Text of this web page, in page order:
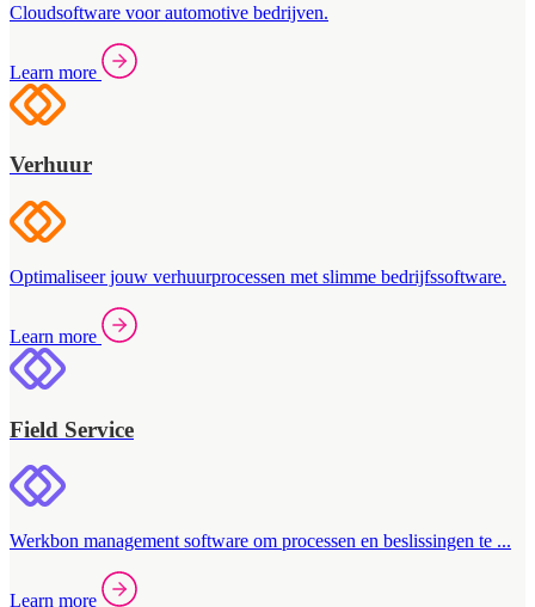
Cloudsoftware voor automotive bedrijven.
Learn more
Verhuur
Optimaliseer jouw verhuurprocessen met slimme bedrijfssoftware.
Learn more
Field Service
Werkbon management software om processen en beslissingen te ...
Learn more